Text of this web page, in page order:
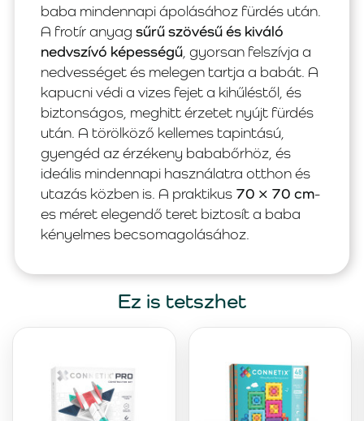
baba mindennapi ápolásához fürdés után.
A frotír anyag sűrű szövésű és kiváló
nedvszívó képességű , gyorsan felszívja a
nedvességet és melegen tartja a babát. A
kapucni védi a vizes fejet a kihűléstől, és
biztonságos, meghitt érzetet nyújt fürdés
után. A törölköző kellemes tapintású,
gyengéd az érzékeny bababőrhöz, és
ideális mindennapi használatra otthon és
utazás közben is. A praktikus 70 × 70 cm-
es méret elegendő teret biztosít a baba
kényelmes becsomagolásához.
Ez is tetszhet